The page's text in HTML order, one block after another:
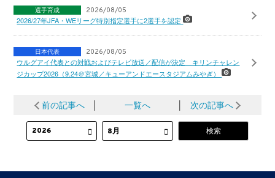
選手育成 2026/08/05
2026/27年JFA・WEリーグ特別指定選手に2選手を認定
日本代表 2026/08/05
ウルグアイ代表との対戦およびテレビ放送／配信が決定 キリンチャレン
ジカップ2026（9.24＠宮城／キューアンドエースタジアムみやぎ）
前の記事へ 一覧へ 次の記事へ